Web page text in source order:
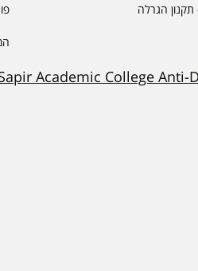
הגרלה
Academic College